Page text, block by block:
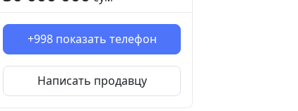
+998 показать телефон
Написать продавцу